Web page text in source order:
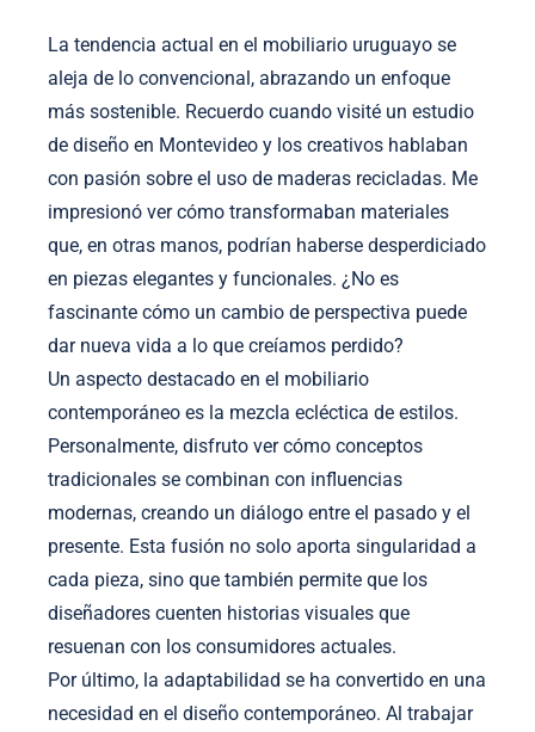
La tendencia actual en el mobiliario uruguayo se
aleja de lo convencional, abrazando un enfoque
más sostenible. Recuerdo cuando visité un estudio
de diseño en Montevideo y los creativos hablaban
con pasión sobre el uso de maderas recicladas. Me
impresionó ver cómo transformaban materiales
que, en otras manos, podrían haberse desperdiciado
en piezas elegantes y funcionales. ¿No es
fascinante cómo un cambio de perspectiva puede
dar nueva vida a lo que creíamos perdido?
Un aspecto destacado en el mobiliario
contemporáneo es la mezcla ecléctica de estilos.
Personalmente, disfruto ver cómo conceptos
tradicionales se combinan con influencias
modernas, creando un diálogo entre el pasado y el
presente. Esta fusión no solo aporta singularidad a
cada pieza, sino que también permite que los
diseñadores cuenten historias visuales que
resuenan con los consumidores actuales.
Por último, la adaptabilidad se ha convertido en una
necesidad en el diseño contemporáneo. Al trabajar